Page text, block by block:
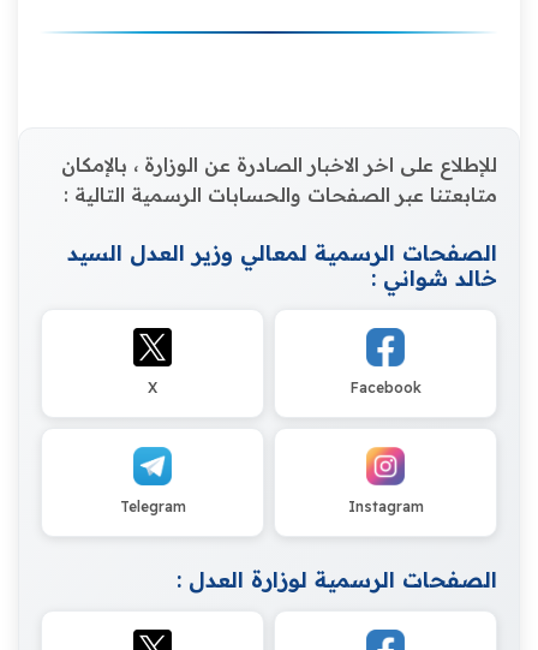
للإطلاع على اخر الاخبار الصادرة عن الوزارة ، بالإمكان
متابعتنا عبر الصفحات والحسابات الرسمية التالية :
الصفحات الرسمية لمعالي وزير العدل السيد
خالد شواني :
Facebook
X
Instagram
Telegram
الصفحات الرسمية لوزارة العدل :